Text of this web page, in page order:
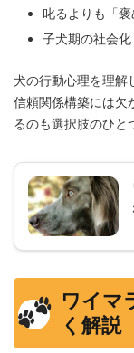
叱るよりも「
子犬期の社会
犬の行動心理を理解
信頼関係構築には欠
るのも選択肢のひと
ワイマ
く解説